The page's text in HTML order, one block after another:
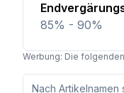
85% - 90%
Werbung: Die